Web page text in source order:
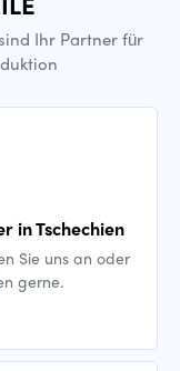
Ihr Partner für
in Tschechien
Sie uns an oder
gerne.